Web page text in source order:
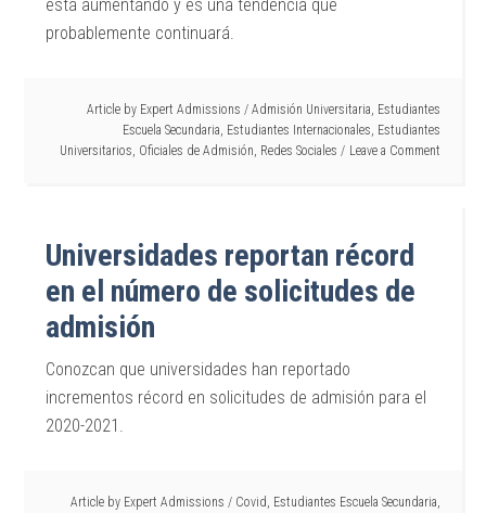
está aumentando y es una tendencia que
probablemente continuará.
Article by Expert Admissions / Admisión Universitaria Estudiantes
Escuela Secundaria Estudiantes Internacionales Estudiantes
Universitarios Oficiales de Admisión Redes Sociales Leave a Comment
Universidades reportan récord
en el número de solicitudes de
admisión
Conozcan que universidades han reportado
incrementos récord en solicitudes de admisión para el
2020-2021.
Article by Expert Admissions / Covid Estudiantes Escuela Secundaria